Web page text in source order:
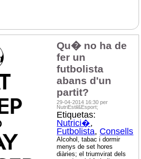
Qu� no ha de
fer un
futbolista
abans d'un
partit?
29-04-2014 16:30 per
NutriEstil&Esport;
Etiquetas:
Nutrici�,
Futbolista, Consells
Alcohol, tabac i dormir
menys de set hores
diàries; el triumvirat dels